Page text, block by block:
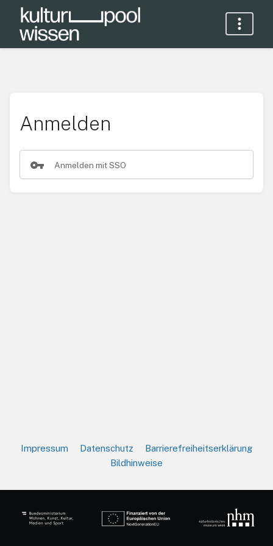
Anmelden
Anmelden mit SSO
Impressum Datenschutz
Barrierefreiheitserklärung
Bildhinweise